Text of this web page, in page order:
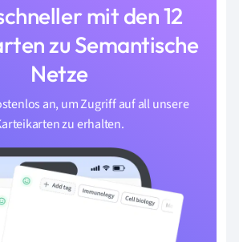
mit den 12
zu Semantische
Netze
an, um Zugriff auf all unsere
zu erhalten.